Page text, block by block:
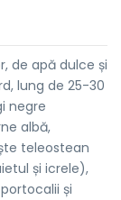
de apă dulce și
lung de 25-30
negre
albă,
teleostean
și icrele),
și